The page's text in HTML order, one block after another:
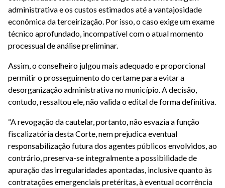
administrativa e os custos estimados até a vantajosidade
econômica da terceirização. Por isso, o caso exige um exame
técnico aprofundado, incompatível com o atual momento
processual de análise preliminar.
Assim, o conselheiro julgou mais adequado e proporcional
permitir o prosseguimento do certame para evitar a
desorganização administrativa no município. A decisão,
contudo, ressaltou ele, não valida o edital de forma definitiva.
“A revogação da cautelar, portanto, não esvazia a função
fiscalizatória desta Corte, nem prejudica eventual
responsabilização futura dos agentes públicos envolvidos, ao
contrário, preserva-se integralmente a possibilidade de
apuração das irregularidades apontadas, inclusive quanto às
contratações emergenciais pretéritas, à eventual ocorrência